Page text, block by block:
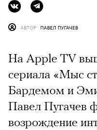
АВТОР ПАВЕЛ ПУГАЧЕВ
На Apple TV
сериала «Мыс
Бардемом и
Павел Пугачев
возрождение